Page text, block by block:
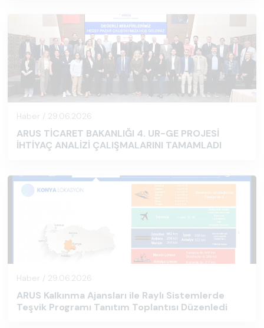
Haber / 29.06.2026
ARUS TİCARET BAKANLIĞI 4. UR-GE PROJESİ
İHTİYAÇ ANALİZİ ÇALIŞMALARINI TAMAMLADI
Haber / 29.06.2026
ARUS Kalkınma Ajansları ile Raylı Sistemlerde
Teşvik Programı Tanıtım Toplantısı Düzenledi